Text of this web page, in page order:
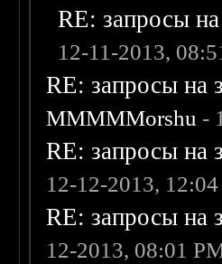
RE: запросы
12-11-2013,
RE: запросы на
MMMMMorshu -
RE: запросы на
12-12-2013,
RE: запросы на
12-2013, 08:01